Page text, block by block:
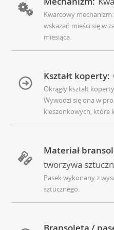
Kwarcowy mechanizm
wskazań mieści się w
miesiąca.
Kształt koperty:
Okrągły kształt
Wywodzi się ona w
kieszonkowych, które
Materiał
tworzywa
Pasek wykonany z
sztucznego.